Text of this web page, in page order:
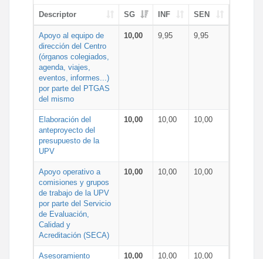
Descriptor SG INF SEN
Apoyo al equipo de
dirección del Centro
(órganos colegiados,
agenda, viajes,
eventos, informes...)
por parte del PTGAS
del mismo
10,00 9,95 9,95
Elaboración del
anteproyecto del
presupuesto de la
UPV
10,00 10,00 10,00
Apoyo operativo a
comisiones y grupos
de trabajo de la UPV
por parte del Servicio
de Evaluación,
Calidad y
Acreditación (SECA)
10,00 10,00 10,00
Asesoramiento
10,00 10,00 10,00